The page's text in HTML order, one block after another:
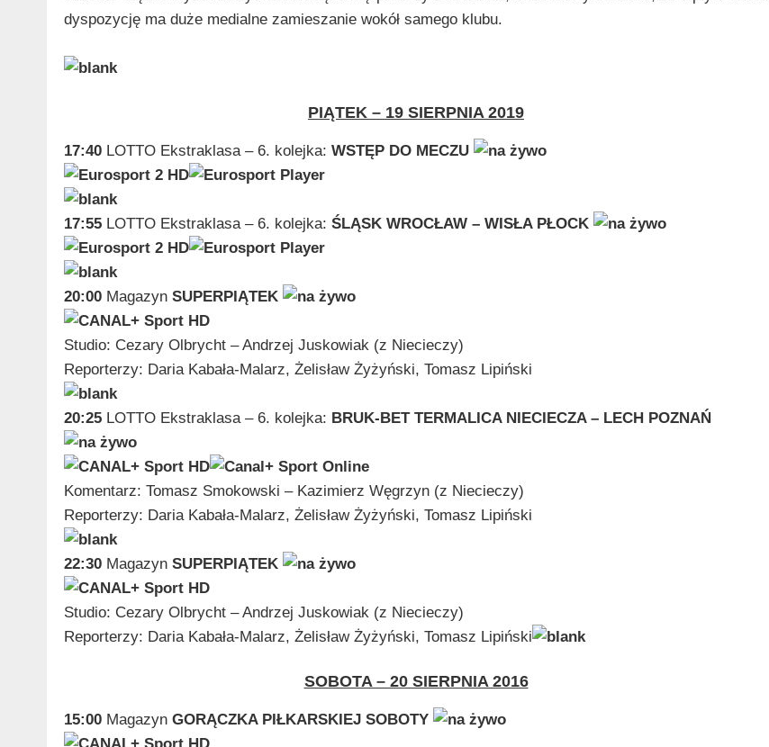
dyspozycję ma duże medialne zamieszanie wokół samego klubu.
PIĄTEK – 19 SIERPNIA 2019
17:40 LOTTO Ekstraklasa – 6. kolejka: WSTĘP DO MECZU
17:55 LOTTO Ekstraklasa – 6. kolejka: ŚLĄSK WROCŁAW – WISŁA PŁOCK
20:00 Magazyn SUPERPIĄTEK
Studio: Cezary Olbrycht – Andrzej Juskowiak (z Niecieczy)
Reporterzy: Daria Kabała-Malarz, Żelisław Żyżyński, Tomasz Lipiński
20:25LOTTO Ekstraklasa – 6. kolejka: BRUK-BET TERMALICA NIECIECZA – LECH POZNAŃ
Komentarz: Tomasz Smokowski – Kazimierz Węgrzyn (z Niecieczy)
Reporterzy: Daria Kabała-Malarz, Żelisław Żyżyński, Tomasz Lipiński
22:30 Magazyn SUPERPIĄTEK
Studio: Cezary Olbrycht – Andrzej Juskowiak (z Niecieczy)
Reporterzy: Daria Kabała-Malarz, Żelisław Żyżyński, Tomasz Lipiński
SOBOTA – 20 SIERPNIA 2016
15:00 MagazynGORĄCZKA PIŁKARSKIEJ SOBOTY